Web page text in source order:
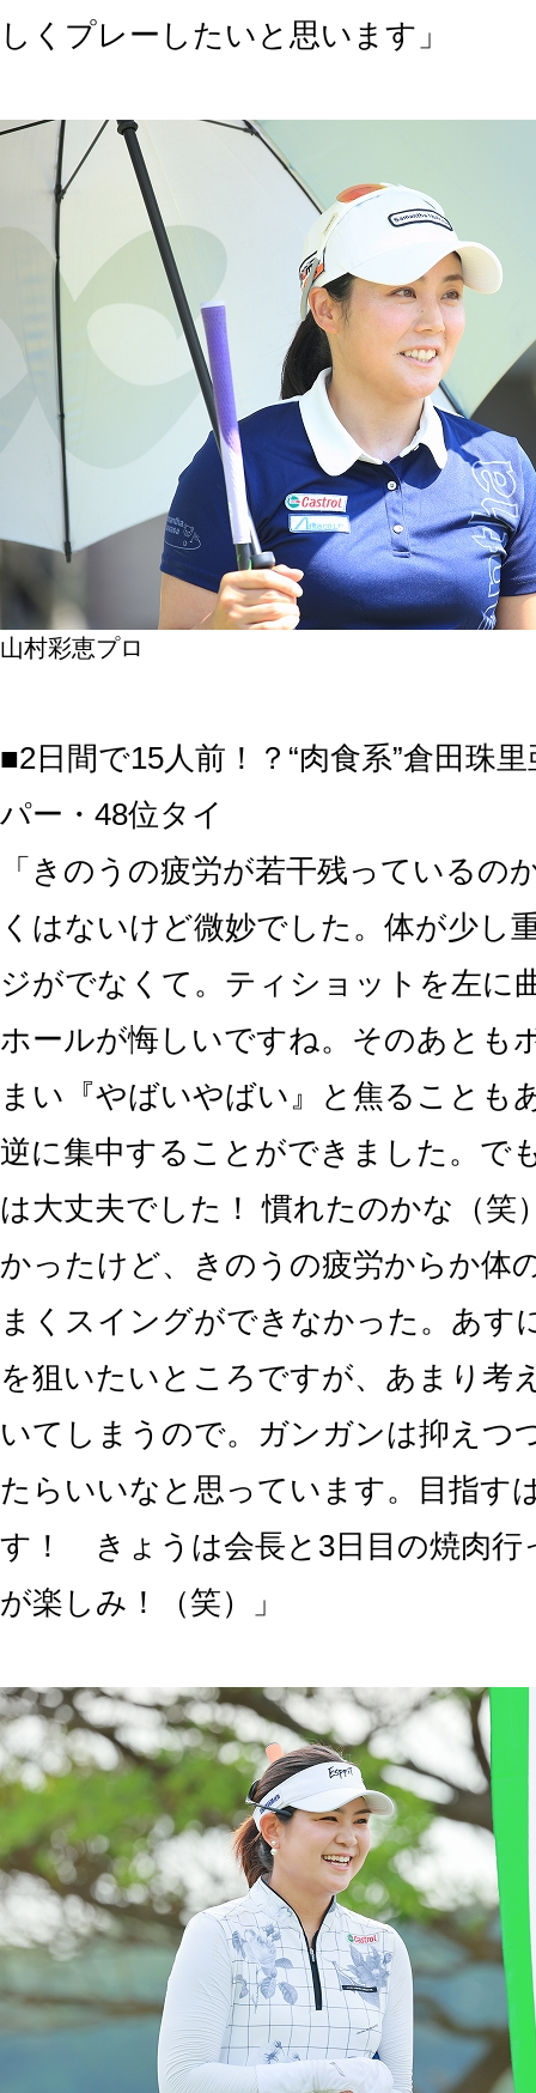
しくプレーしたいと思います」
山村彩恵プロ
■2日間で15人前！？“肉食系”倉田珠
パー・48位タイ
「きのうの疲労が若干残っているの
くはないけど微妙でした。体が少し
ジがでなくて。ティショットを左に
ホールが悔しいですね。そのあとも
まい『やばいやばい』と焦ることも
逆に集中することができました。で
は大丈夫でした！ 慣れたのかな（笑
かったけど、きのうの疲労からか体
まくスイングができなかった。あす
を狙いたいところですが、あまり考
いてしまうので。ガンガンは抑えつ
たらいいなと思っています。目指す
す！ きょうは会長と3日目の焼肉行
が楽しみ！（笑）」